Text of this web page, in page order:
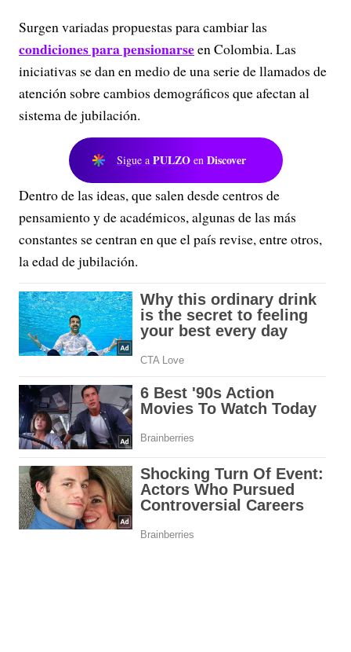
Surgen variadas propuestas para cambiar las
condiciones para pensionarseen Colombia. Las
iniciativas se dan en medio de una serie de llamados de
atención sobre cambios demográficos que afectan al
sistema de jubilación.
Sigue a PULZO en Discover
Dentro de las ideas, que salen desde centros de
pensamiento y de académicos, algunas de las más
constantes se centran en que el país revise, entre otros,
la edad de jubilación.